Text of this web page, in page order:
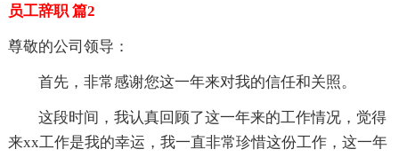
员工辞职 篇2
尊敬的公司领导：
首先，非常感谢您这一年来对我的信任和关照。
这段时间，我认真回顾了这一年来的工作情况，觉得
来xx工作是我的幸运，我一直非常珍惜这份工作，这一年